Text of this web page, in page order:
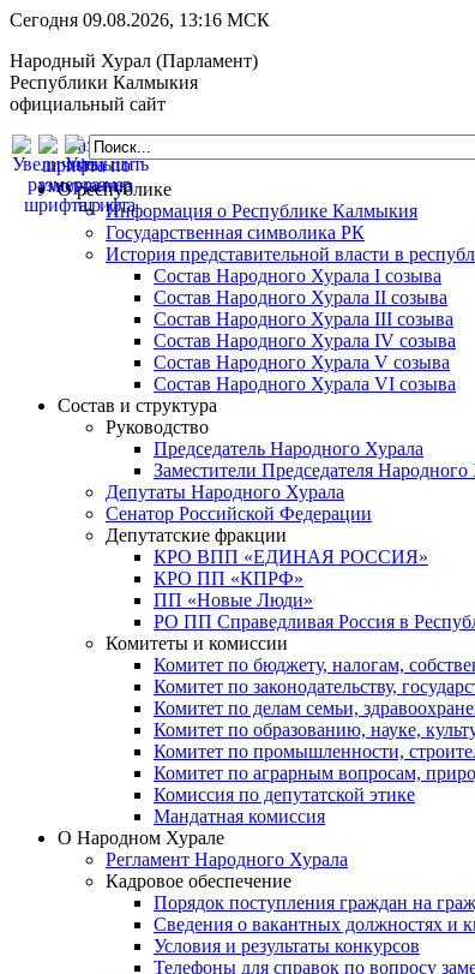
Сегодня 09.08.2026, 13:16 МСК
Народный Хурал (Парламент)
Республики Калмыкия
официальный сайт
О республике
Информация о Республике Калмыкия
Государственная символика РК
История представительной власти в
Состав Народного Хурала I созыва
Состав Народного Хурала II созыва
Состав Народного Хурала III созыва
Состав Народного Хурала IV созыва
Состав Народного Хурала V созыва
Состав Народного Хурала VI созыва
Состав и структура
Руководство
Председатель Народного Хурала
Заместители Председателя Народного
Депутаты Народного Хурала
Сенатор Российской Федерации
Депутатские фракции
КРО ВПП «ЕДИНАЯ РОССИЯ»
КРО ПП «КПРФ»
ПП «Новые Люди»
РО ПП Справедливая Россия в
Комитеты и комиссии
Комитет по бюджету, налогам,
Комитет по законодательству,
Комитет по делам семьи,
Комитет по образованию, науке,
Комитет по промышленности,
Комитет по аграрным вопросам,
Комиссия по депутатской этике
Мандатная комиссия
О Народном Хурале
Регламент Народного Хурала
Кадровое обеспечение
Порядок поступления граждан на
Сведения о вакантных должностях и
Условия и результаты конкурсов
Телефоны для справок по вопросу